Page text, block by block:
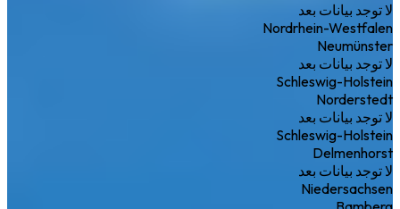
لا توجد بيانات بعد
Nordrhein-Westfalen
Neumünster
لا توجد بيانات بعد
Schleswig-Holstein
Norderstedt
لا توجد بيانات بعد
Schleswig-Holstein
Delmenhorst
لا توجد بيانات بعد
Niedersachsen